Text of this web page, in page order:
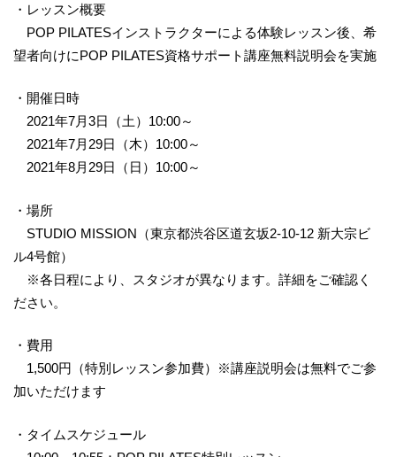
・レッスン概要
POP PILATESインストラクターによる体験レッスン後、希
望者向けにPOP PILATES資格サポート講座無料説明会を実施
・開催日時
2021年7月3日（土）10:00～
2021年7月29日（木）10:00～
2021年8月29日（日）10:00～
・場所
STUDIO MISSION（東京都渋谷区道玄坂2-10-12 新大宗ビ
ル4号館）
※各日程により、スタジオが異なります。詳細をご確認く
ださい。
・費用
1,500円（特別レッスン参加費）※講座説明会は無料でご参
加いただけます
・タイムスケジュール